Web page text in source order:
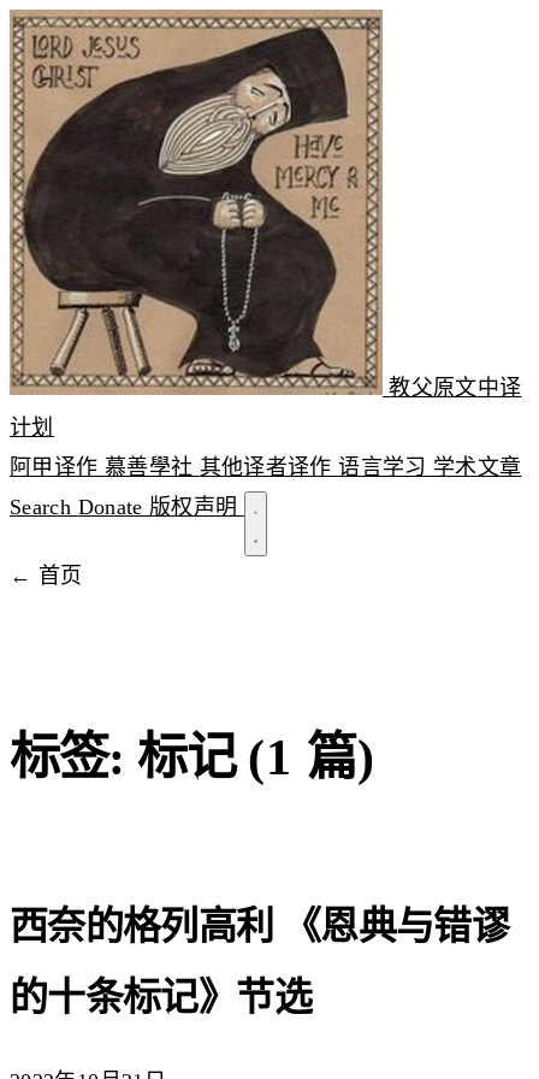
教父原文中译
计划
阿甲译作 慕善學社 其他译者译作语言学习 学术文章
Search Donate 版权声明
← 首页
标签: 标记(1 篇)
西奈的格列高利 《恩典与错谬
的十条标记》节选